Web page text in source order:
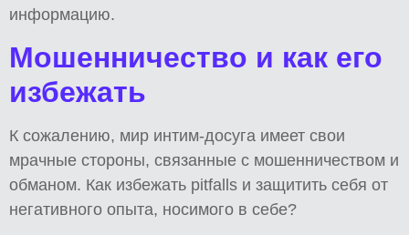
информацию.
Мошенничество и как его
избежать
К сожалению, мир интим-досуга имеет свои
мрачные стороны, связанные с мошенничеством и
обманом. Как избежать pitfalls и защитить себя от
негативного опыта, носимого в себе?